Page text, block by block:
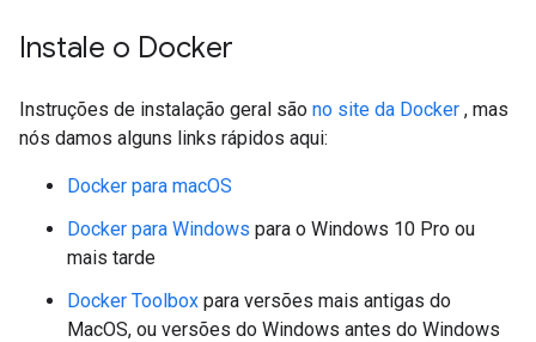
Instale o Docker
Instruções de instalação geral são no site da Docker , mas
nós damos alguns links rápidos aqui:
Docker para macOS
Docker para Windows para o Windows 10 Pro ou
mais tarde
Docker Toolbox para versões mais antigas do
MacOS, ou versões do Windows antes do Windows